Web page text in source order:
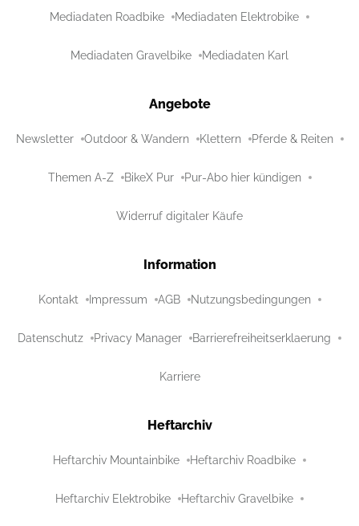
Mediadaten Roadbike Mediadaten Elektrobike
Mediadaten Gravelbike Mediadaten Karl
Angebote
Newsletter Outdoor & Wandern Klettern Pferde & Reiten
Themen A-Z BikeX Pur Pur-Abo hier kündigen
Widerruf digitaler Käufe
Information
Kontakt Impressum AGB Nutzungsbedingungen
Datenschutz Privacy Manager Barrierefreiheitserklaerung
Karriere
Heftarchiv
Heftarchiv Mountainbike Heftarchiv Roadbike
Heftarchiv Elektrobike Heftarchiv Gravelbike